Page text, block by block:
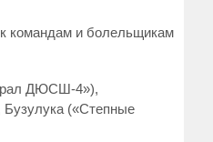
командам и болельщикам
ДЮСШ-4»),
Бузулука («Степные